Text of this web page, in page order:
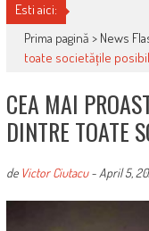
Esti aici:
Prima pagină > News
toate societățile
CEA MAI
DINTRE TOATE
de Victor Ciutacu-April 5,